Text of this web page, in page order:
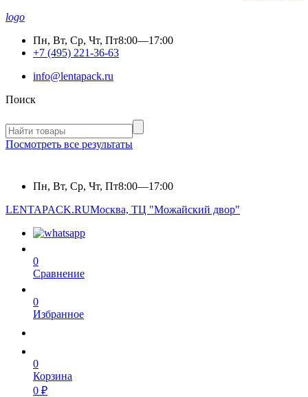
logo
Пн, Вт, Ср, Чт, Пт8:00—17:00
+7 (495) 221-36-63
info@lentapack.ru
Поиск
Посмотреть все результаты
Пн, Вт, Ср, Чт, Пт8:00—17:00
LENTAPACK.RUМосква, ТЦ "Можайский двор"
0
Сравнение
0
Избранное
0
Корзина
0 ₽